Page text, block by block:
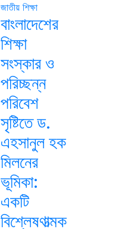
জাতীয় শিক্ষা
বাংলাদেশের
শিক্ষা
সংস্কার ও
পরিচ্ছন্ন
পরিবেশ
সৃষ্টিতে ড.
এহসানুল হক
মিলনের
ভূমিকা:
একটি
বিশ্লেষণাত্মক